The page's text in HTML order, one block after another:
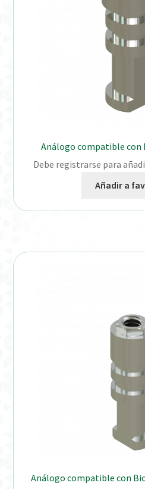
Análogo compatible con
Debe registrarse para
Añadir a
Análogo compatible con